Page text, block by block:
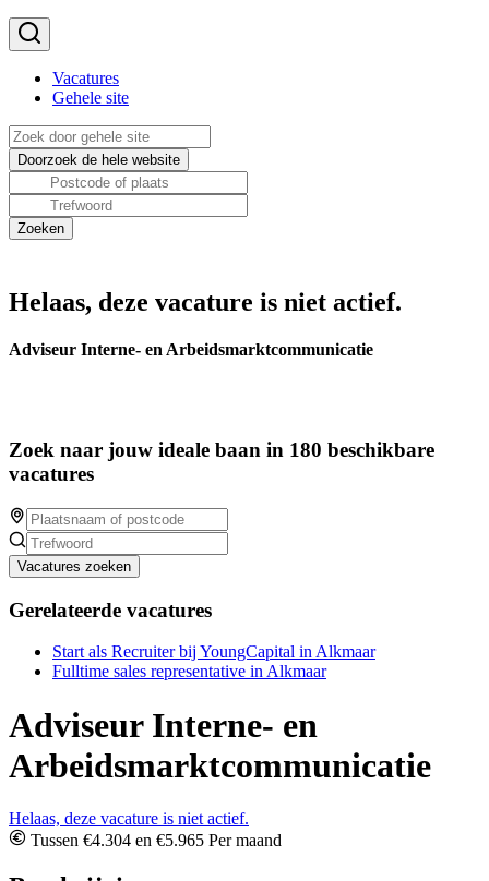
Vacatures
Gehele site
Helaas, deze vacature is niet actief.
Adviseur Interne- en Arbeidsmarktcommunicatie
Zoek naar jouw ideale baan in 180 beschikbare
vacatures
Vacatures zoeken
Gerelateerde vacatures
Start als Recruiter bij YoungCapital in Alkmaar
Fulltime sales representative in Alkmaar
Adviseur Interne- en
Arbeidsmarktcommunicatie
Helaas, deze vacature is niet actief.
Tussen €4.304 en €5.965 Per maand